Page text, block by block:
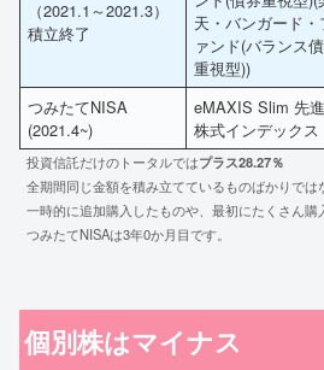
（2021.1～2021.3）
積立終了
天・バンガード・
ァンド(バランス
重視型))
つみたてNISA
(2021.4~)
eMAXIS Slim 先
株式インデックス
投資信託だけのトータルではプラス28.27％
全期間同じ金額を積み立てているものばかりでは
一時的に追加購入したものや、最初にたくさん購
つみたてNISAは3年0か月目です。
個別株はマイナス